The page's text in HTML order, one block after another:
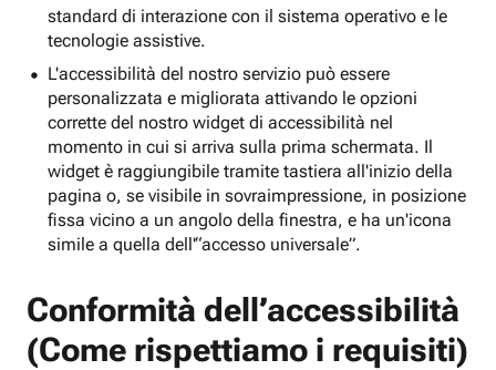
standard di interazione con il sistema operativo e le
tecnologie assistive.
L'accessibilità del nostro servizio può essere
personalizzata e migliorata attivando le opzioni
corrette del nostro widget di accessibilità nel
momento in cui si arriva sulla prima schermata. Il
widget è raggiungibile tramite tastiera all'inizio della
pagina o, se visibile in sovraimpressione, in posizione
fissa vicino a un angolo della finestra, e ha un'icona
simile a quella dell'“accesso universale”.
Conformità dell’accessibilità
(Come rispettiamo i requisiti)